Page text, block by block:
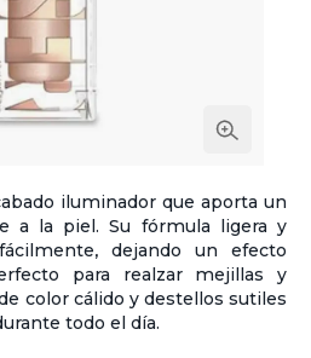
iluminador que aporta un
a la piel. Su fórmula ligera y
dejando un efecto
para realzar mejillas y
color cálido y destellos sutiles
todo el día.